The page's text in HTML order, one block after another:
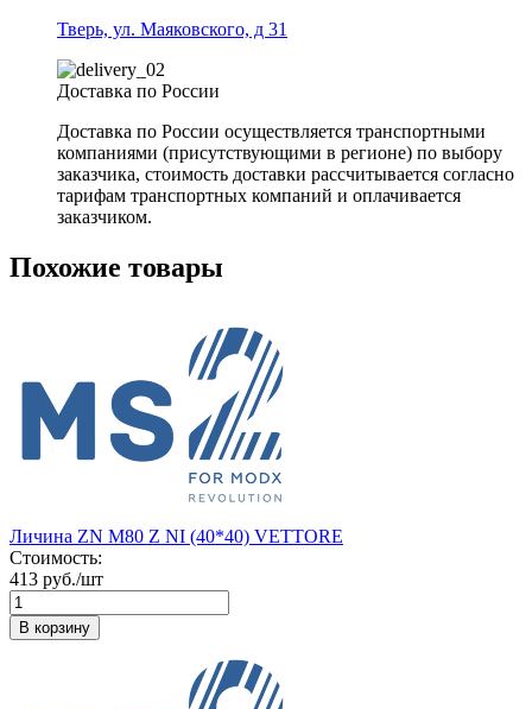
Тверь, ул. Маяковского, д 31
Доставка по России
Доставка по России осуществляется транспортными
компаниями (присутствующими в регионе) по выбору
заказчика, стоимость доставки рассчитывается согласно
тарифам транспортных компаний и оплачивается
заказчиком.
Похожие товары
Личина ZN M80 Z NI (40*40) VETTORE
Стоимость:
413 руб./шт
В корзину